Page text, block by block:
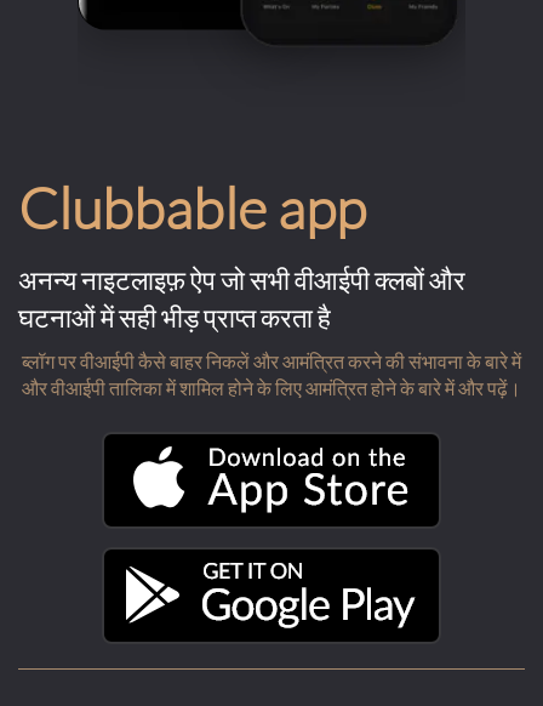
Clubbable app
अनन्य नाइटलाइफ़ ऐप जो सभी वीआईपी क्लबों और
घटनाओं में सही भीड़ प्राप्त करता है
ब्लॉग पर वीआईपी कैसे बाहर निकलें और आमंत्रित करने की संभावना के बारे में
और वीआईपी तालिका में शामिल होने के लिए आमंत्रित होने के बारे में और पढ़ें।